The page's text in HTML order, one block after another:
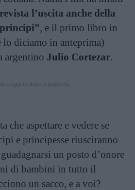
l’uscita anche della
, e il primo libro in
diciamo in anteprima)
argentino Julio Cortezar.
che aspettare e vedere se
e principesse riusciranno
un posto d’onore
di bambini in tutto il
un sacco, e a voi?